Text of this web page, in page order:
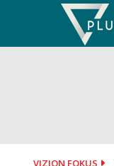
VIZION FOKUS